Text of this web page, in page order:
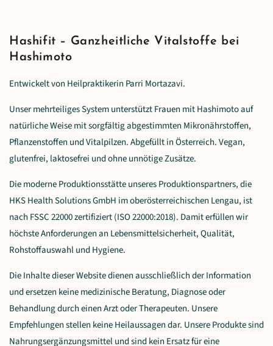
Hashifit – Ganzheitliche Vitalstoffe bei
Hashimoto
Entwickelt von Heilpraktikerin Parri Mortazavi.
Unser mehrteiliges System unterstützt Frauen mit Hashimoto auf
natürliche Weise mit sorgfältig abgestimmten Mikronährstoffen,
Pflanzenstoffen und Vitalpilzen. Abgefüllt in Österreich. Vegan,
glutenfrei, laktosefrei und ohne unnötige Zusätze.
Die moderne Produktionsstätte unseres Produktionspartners, die
HKS Health Solutions GmbH im oberösterreichischen Lengau, ist
nach FSSC 22000 zertifiziert (ISO 22000:2018). Damit erfüllen wir
höchste Anforderungen an Lebensmittelsicherheit, Qualität,
Rohstoffauswahl und Hygiene.
Die Inhalte dieser Website dienen ausschließlich der Information
und ersetzen keine medizinische Beratung, Diagnose oder
Behandlung durch einen Arzt oder Therapeuten. Unsere
Empfehlungen stellen keine Heilaussagen dar. Unsere Produkte sind
Nahrungsergänzungsmittel und sind kein Ersatz für eine